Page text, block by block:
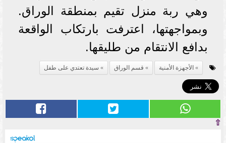
وهي ربة منزل تقيم بمنطقة الوراق.
وبمواجهتها، اعترفت بارتكاب الواقعة
بدافع الانتقام من طليقها.
الأجهزة الأمنية قسم الوراق سيدة تعتدي على طفل
⇧